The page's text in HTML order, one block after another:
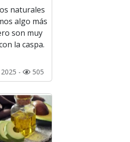
naturales
algo más
son muy
la caspa.
- 505